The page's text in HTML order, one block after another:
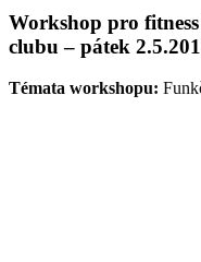
Workshop pro
clubu – pátek
Témata workshopu: